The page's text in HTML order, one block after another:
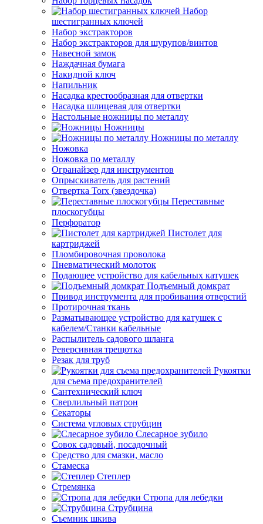
Набор
шестигранных ключей
Набор экстракторов
Набор экстракторов для шурупов/винтов
Навесной замок
Наждачная бумага
Накидной ключ
Напильник
Насадка крестообразная для отвертки
Насадка шлицевая для отвертки
Настольные ножницы по металлу
Ножницы
Ножницы по металлу
Ножовка
Ножовка по металлу
Огранайзер для инструментов
Опрыскиватель для растений
Отвертка Torx (звездочка)
Переставные
плоскогубцы
Перфоратор
Пистолет для
картриджей
Пломбировочная проволока
Пневматический молоток
Подающее устройство для кабельных катушек
Подъемный домкрат
Привод инструмента для пробивания отверстий
Протирочная ткань
Разматывающее устройство для катушек с
кабелем/Станки кабельные
Распылитель садового шланга
Реверсивная трещотка
Резак для труб
Рукоятки
для съема предохранителей
Сантехнический ключ
Сверлильный патрон
Секаторы
Система угловых струбцин
Слесарное зубило
Совок садовый, посадочный
Средство для смазки, масло
Стамеска
Степлер
Стремянка
Стропа для лебедки
Струбцина
Съемник шкива